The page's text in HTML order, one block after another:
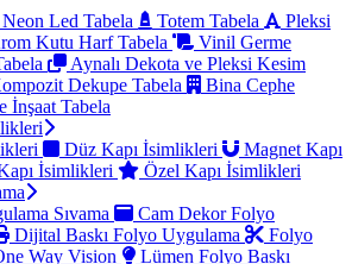
Neon Led Tabela Totem Tabela
Pleksi
Kutu Harf Tabela
Vinil Germe
Aynalı Dekota ve Pleksi Kesim
Dekupe Tabela
Bina Cephe
İnşaat Tabela
Düz Kapı İsimlikleri
Magnet Kapı
İsimlikleri
Özel Kapı İsimlikleri
Sıvama
Cam Dekor Folyo
Dijital Baskı Folyo Uygulama
Folyo
Way Vision
Lümen Folyo Baskı